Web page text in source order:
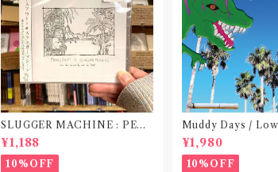
SLUGGER MACHINE : PEA
CE OUT! / we die if we do no
t do “DIG”(SPLIT CD)〝横浜&
札幌〟
¥1,188
10%OFF
Muddy Days /
fe〝東京〟
¥1,980
10%OFF